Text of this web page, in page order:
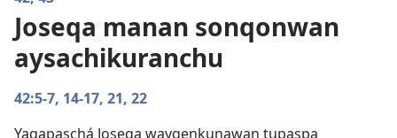
Joseqa manan sonqonwan
aysachikuranchu
42:5-7, 14-17, 21, 22
Yaqapaschá Joseqa wayqenkunawan tupaspa